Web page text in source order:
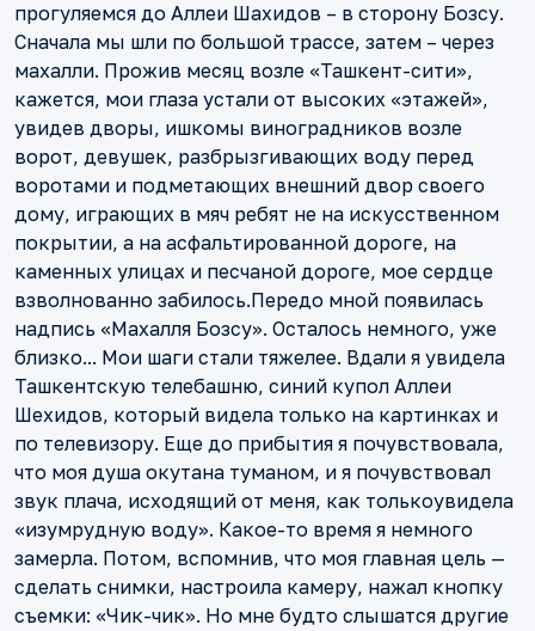
прогуляемся до Аллеи Шахидов – в сторону Бозсу.
Сначала мы шли по большой трассе, затем – через
махалли. Прожив месяц возле «Ташкент-сити»,
кажется, мои глаза устали от высоких «этажей»,
увидев дворы, ишкомы виноградников возле
ворот, девушек, разбрызгивающих воду перед
воротами и подметающих внешний двор своего
дому, играющих в мяч ребят не на искусственном
покрытии, а на асфальтированной дороге, на
каменных улицах и песчаной дороге, мое сердце
взволнованно забилось.Передо мной появилась
надпись «Махалля Бозсу». Осталось немного, уже
близко... Мои шаги стали тяжелее. Вдали я увидела
Ташкентскую телебашню, синий купол Аллеи
Шехидов, который видела только на картинках и
по телевизору. Еще до прибытия я почувствовала,
что моя душа окутана туманом, и я почувствовал
звук плача, исходящий от меня, как толькоувидела
«изумрудную воду». Какое-то время я немного
замерла. Потом, вспомнив, что моя главная цель —
сделать снимки, настроила камеру, нажал кнопку
съемки: «Чик-чик». Но мне будто слышатся другие